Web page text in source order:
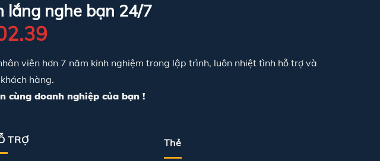
lắng nghe bạn 24/7
viên hơn 7 năm kinh nghiệm trong lập trình, luôn nhiệt tình hỗ trợ và
hàng.
cùng doanh nghiệp của bạn !
TRỢ Thẻ